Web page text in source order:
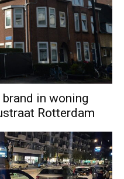
in woning
Rotterdam